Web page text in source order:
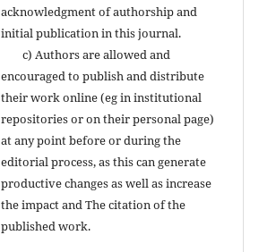
acknowledgment of authorship and
initial publication in this journal.
c) Authors are allowed and
encouraged to publish and distribute
their work online (eg in institutional
repositories or on their personal page)
at any point before or during the
editorial process, as this can generate
productive changes as well as increase
the impact and The citation of the
published work.